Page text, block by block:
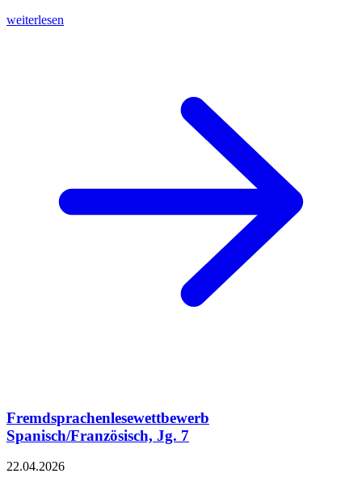
weiterlesen
Fremdsprachenlesewettbewerb
Spanisch/Französisch, Jg. 7
22.04.2026